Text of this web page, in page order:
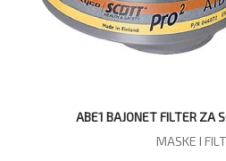
ABE1 BAJONET FILTER ZA
MASKE I